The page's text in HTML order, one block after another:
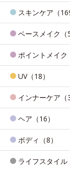
スキンケア（
ベースメイク（
ポイントメイク
UV（18）
インナーケア（
ヘア（16）
ボディ（8）
ライフスタイル